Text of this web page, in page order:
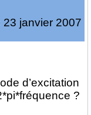
janvier 2007
d’excitation
?